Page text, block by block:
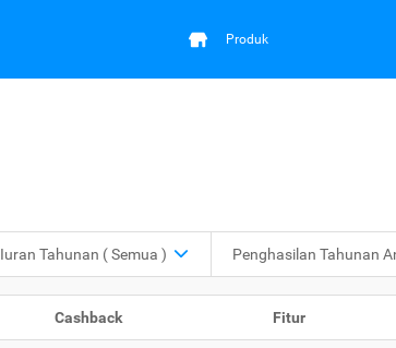
Produk
Iuran Tahunan ( Semua ) Penghasilan Tahunan
Cashback Fitur